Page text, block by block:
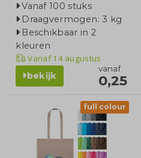
Vanaf 100 stuks
Draagvermogen: 3 kg
Beschikbaar in 2
kleuren
Vanaf14 augustus
bekijk
vanaf
0,25
full colour